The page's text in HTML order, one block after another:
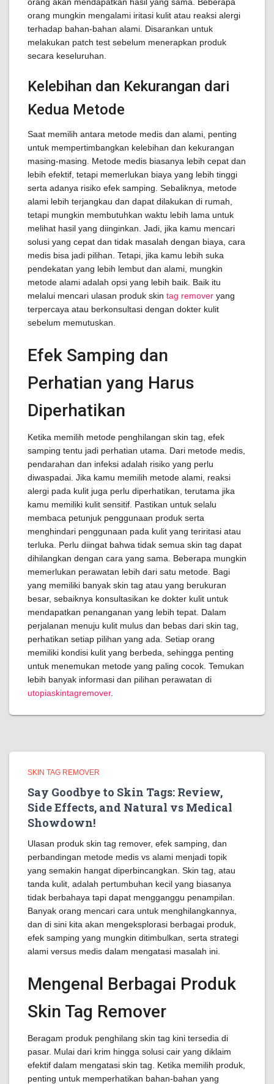
orang mungkin mengalami iritasi kulit atau reaksi alergi
terhadap bahan-bahan alami. Disarankan untuk
melakukan patch test sebelum menerapkan produk
secara keseluruhan.
Kelebihan dan Kekurangan dari
Kedua Metode
Saat memilih antara metode medis dan alami, penting
untuk mempertimbangkan kelebihan dan kekurangan
masing-masing. Metode medis biasanya lebih cepat dan
lebih efektif, tetapi memerlukan biaya yang lebih tinggi
serta adanya risiko efek samping. Sebaliknya, metode
alami lebih terjangkau dan dapat dilakukan di rumah,
tetapi mungkin membutuhkan waktu lebih lama untuk
melihat hasil yang diinginkan. Jadi, jika kamu mencari
solusi yang cepat dan tidak masalah dengan biaya, cara
medis bisa jadi pilihan. Tetapi, jika kamu lebih suka
pendekatan yang lebih lembut dan alami, mungkin
metode alami adalah opsi yang lebih baik. Baik itu
melalui mencari ulasan produk skin tag remover yang
terpercaya atau berkonsultasi dengan dokter kulit
sebelum memutuskan.
Efek Samping dan
Perhatian yang Harus
Diperhatikan
Ketika memilih metode penghilangan skin tag, efek
samping tentu jadi perhatian utama. Dari metode medis,
pendarahan dan infeksi adalah risiko yang perlu
diwaspadai. Jika kamu memilih metode alami, reaksi
alergi pada kulit juga perlu diperhatikan, terutama jika
kamu memiliki kulit sensitif. Pastikan untuk selalu
membaca petunjuk penggunaan produk serta
menghindari penggunaan pada kulit yang teriritasi atau
terluka. Perlu diingat bahwa tidak semua skin tag dapat
dihilangkan dengan cara yang sama. Beberapa mungkin
memerlukan perawatan lebih dari satu metode. Bagi
yang memiliki banyak skin tag atau yang berukuran
besar, sebaiknya konsultasikan ke dokter kulit untuk
mendapatkan penanganan yang lebih tepat. Dalam
perjalanan menuju kulit mulus dan bebas dari skin tag,
perhatikan setiap pilihan yang ada. Setiap orang
memiliki kondisi kulit yang berbeda, sehingga penting
untuk menemukan metode yang paling cocok. Temukan
lebih banyak informasi dan pilihan perawatan di
utopiaskintagremover.
SKIN TAG REMOVER
Say Goodbye to Skin Tags: Review,
Side Effects, and Natural vs Medical
Showdown!
Ulasan produk skin tag remover, efek samping, dan
perbandingan metode medis vs alami menjadi topik
yang semakin hangat diperbincangkan. Skin tag, atau
tanda kulit, adalah pertumbuhan kecil yang biasanya
tidak berbahaya tapi dapat mengganggu penampilan.
Banyak orang mencari cara untuk menghilangkannya,
dan di sini kita akan mengeksplorasi berbagai produk,
efek samping yang mungkin ditimbulkan, serta strategi
alami versus medis dalam mengatasi masalah ini.
Mengenal Berbagai Produk
Skin Tag Remover
Beragam produk penghilang skin tag kini tersedia di
pasar. Mulai dari krim hingga solusi cair yang diklaim
efektif dalam mengatasi skin tag. Ketika memilih produk,
penting untuk memperhatikan bahan-bahan yang